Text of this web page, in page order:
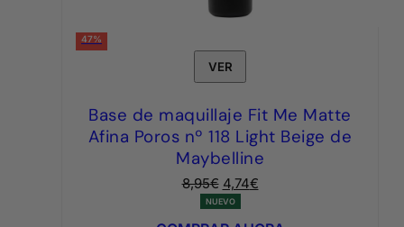
47%
VER
Base de maquillaje Fit Me Matte
Afina Poros nº 118 Light Beige de
Maybelline
8,95€ El
precio
original
4,74€El
actual
NUEVO